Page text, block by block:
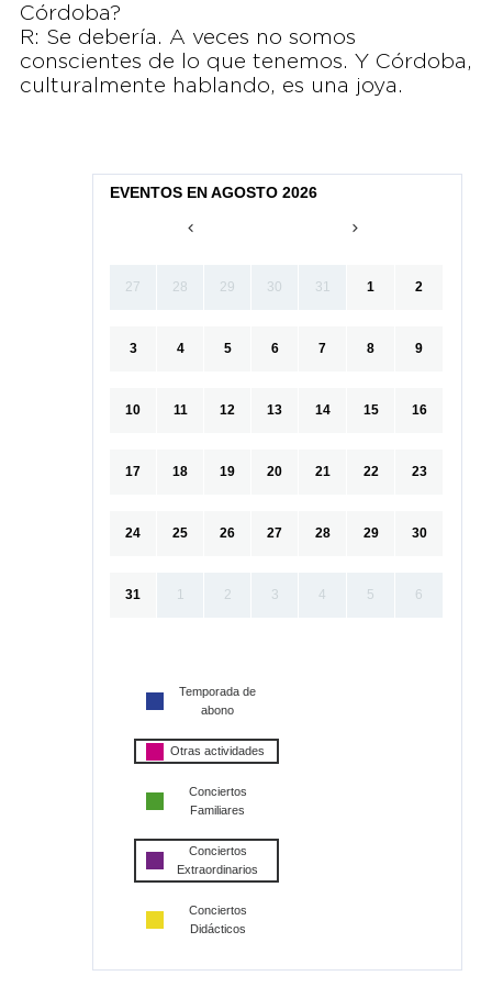
Córdoba?
R: Se debería. A veces no somos
conscientes de lo que tenemos. Y Córdoba,
culturalmente hablando, es una joya.
EVENTOS EN AGOSTO 2026
27 28 29 30 31 1 2
3 4 5 6 7 8 9
10 11 12 13 14 15 16
17 18 19 20 21 22 23
24 25 26 27 28 29 30
31 1 2 3 4 5 6
Temporada de
abono
Otras actividades
Conciertos
Familiares
Conciertos
Extraordinarios
Conciertos
Didácticos